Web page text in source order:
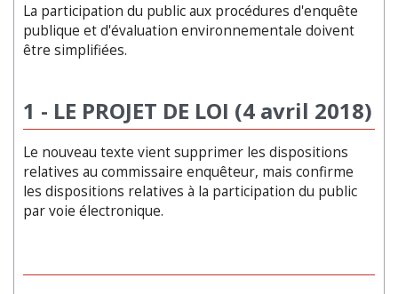
La participation du public aux procédures d'enquête
publique et d'évaluation environnementale doivent
être simplifiées.
1 - LE PROJET DE LOI (4 avril 2018)
Le nouveau texte vient supprimer les dispositions
relatives au commissaire enquêteur, mais confirme
les dispositions relatives à la participation du public
par voie électronique.